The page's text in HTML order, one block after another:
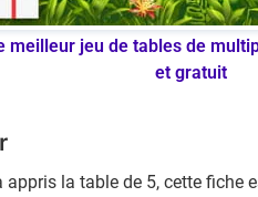
meilleur jeu de tables de
et gratuit
appris la table de 5, cette fiche